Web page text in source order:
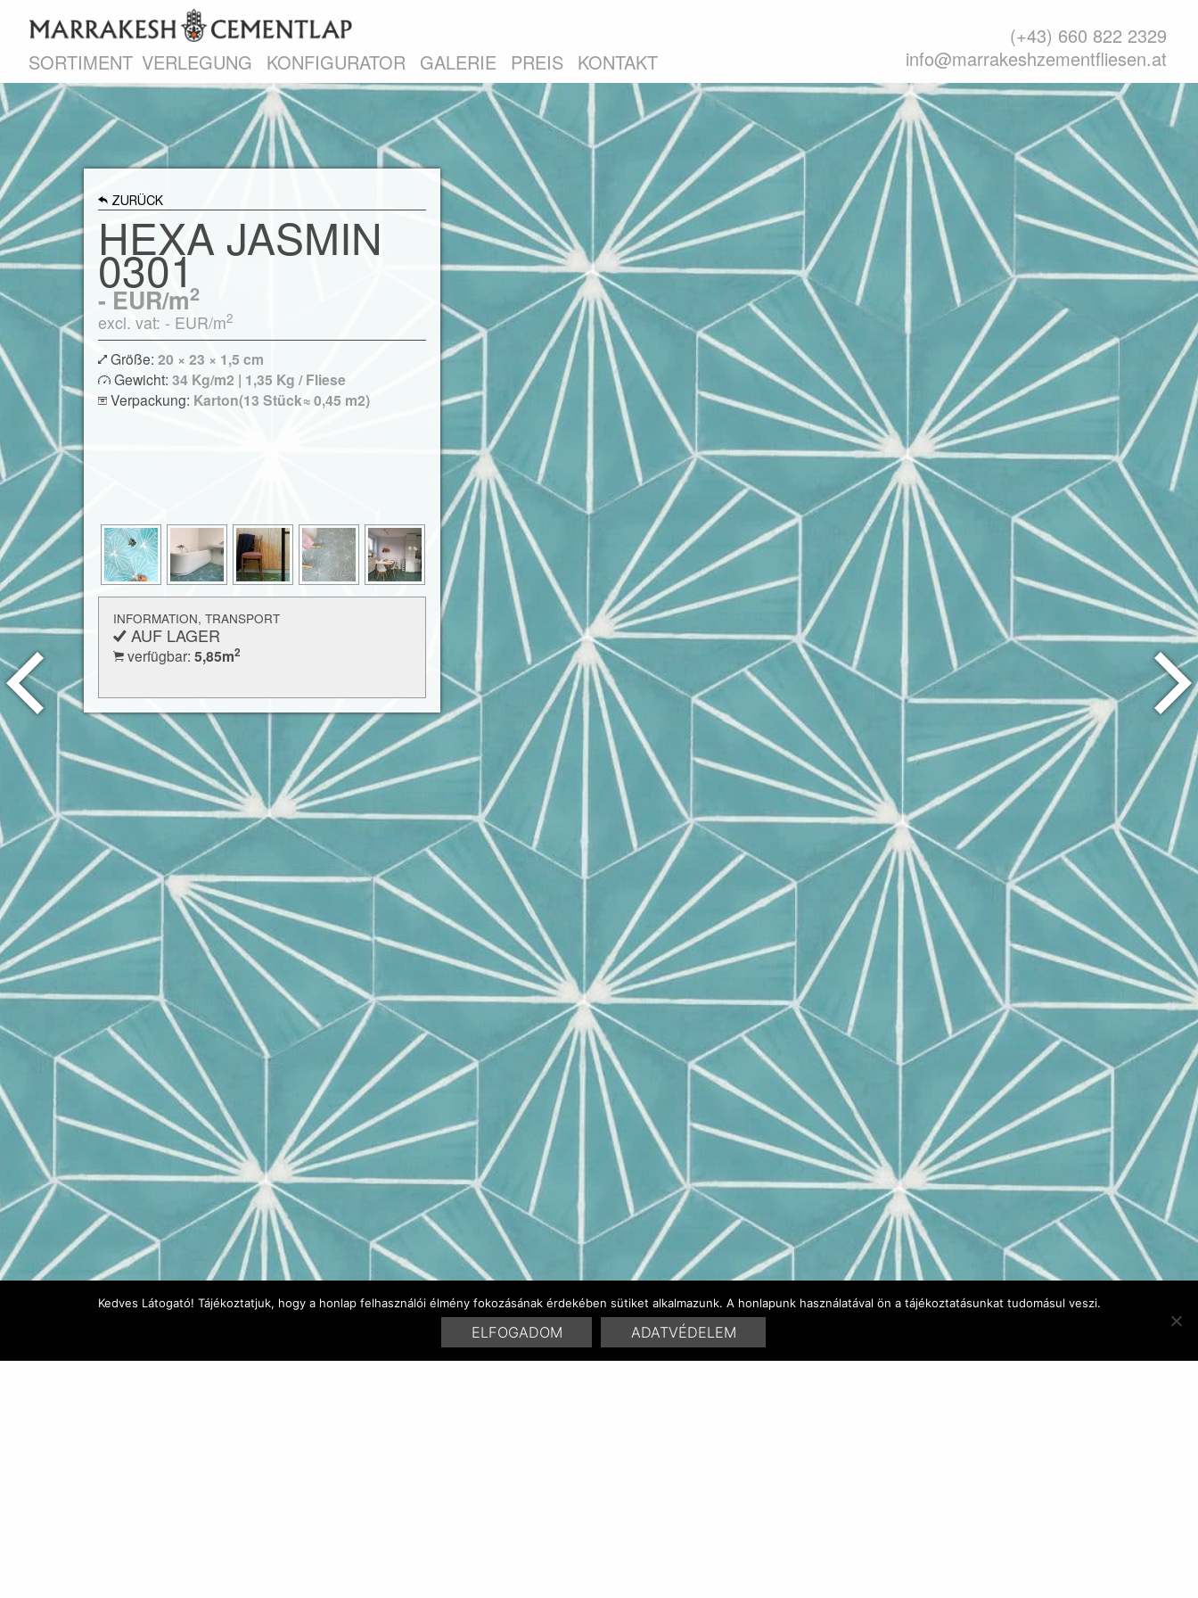
SORTIMENT VERLEGUNG KONFIGURATOR GALERIE PREIS KONTAKT
(+43) 660 822 2329
info@marrakeshzementfliesen.at
ZURÜCK
HEXA JASMIN
0301
-EUR/m2
excl. vat: - EUR/m2
Größe:20 × 23 × 1,5 cm
Gewicht:34 Kg/m2 | 1,35 Kg / Fliese
Verpackung: Karton(13 Stück≈ 0,45 m2)
INFORMATION, TRANSPORT
AUF LAGER
verfügbar: 5,85m2
Kedves Látogató! Tájékoztatjuk, hogy a honlap felhasználói élmény fokozásának érdekében sütiket alkalmazunk. A honlapunk használatával ön a tájékoztatásunkat tudomásul veszi.
ELFOGADOM ADATVÉDELEM